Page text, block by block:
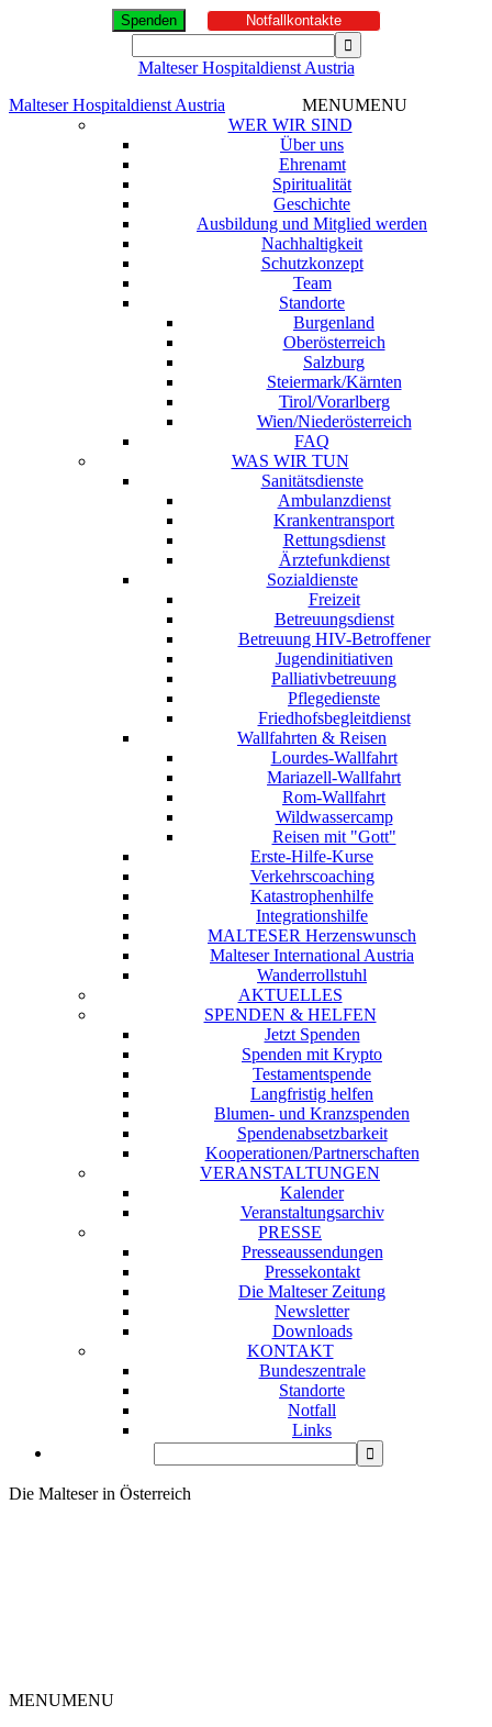
Spenden Notfallkontakte
Malteser Hospitaldienst Austria
Malteser Hospitaldienst Austria
MENUMENU
WER WIR SIND
Über uns
Ehrenamt
Spiritualität
Geschichte
Ausbildung und Mitglied werden
Nachhaltigkeit
Schutzkonzept
Team
Standorte
Burgenland
Oberösterreich
Salzburg
Steiermark/Kärnten
Tirol/Vorarlberg
Wien/Niederösterreich
FAQ
WAS WIR TUN
Sanitätsdienste
Ambulanzdienst
Krankentransport
Rettungsdienst
Ärztefunkdienst
Sozialdienste
Freizeit
Betreuungsdienst
Betreuung HIV-Betroffener
Jugendinitiativen
Palliativbetreuung
Pflegedienste
Friedhofsbegleitdienst
Wallfahrten & Reisen
Lourdes-Wallfahrt
Mariazell-Wallfahrt
Rom-Wallfahrt
Wildwassercamp
Reisen mit "Gott"
Erste-Hilfe-Kurse
Verkehrscoaching
Katastrophenhilfe
Integrationshilfe
MALTESER Herzenswunsch
Malteser International Austria
Wanderrollstuhl
AKTUELLES
SPENDEN & HELFEN
Jetzt Spenden
Spenden mit Krypto
Testamentspende
Langfristig helfen
Blumen- und Kranzspenden
Spendenabsetzbarkeit
Kooperationen/Partnerschaften
VERANSTALTUNGEN
Kalender
Veranstaltungsarchiv
PRESSE
Presseaussendungen
Pressekontakt
Die Malteser Zeitung
Newsletter
Downloads
KONTAKT
Bundeszentrale
Standorte
Notfall
Links
Die Malteser in Österreich
MENUMENU